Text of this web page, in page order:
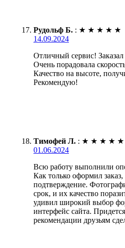
Рудольф Б. : ★ ★ ★ ★ ★
14.09.2024
Отличный сервис! Заказал
Очень порадовала
Качество на высоте,
Рекомендую!
Тимофей Л. : ★ ★ ★ ★ ★
01.06.2024
Всю работу выполнили
Как только оформил
подтверждение.
срок, и их качество
удивил широкий выбор
интерфейс сайта.
рекомендации друзьям